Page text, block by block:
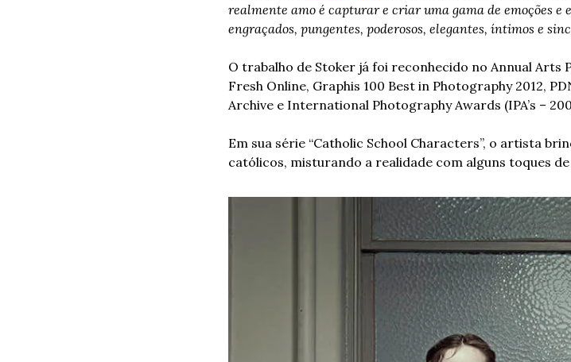
realmente amo é capturar e criar uma gama de emoções
engraçados, pungentes, poderosos, elegantes, íntimos e
O trabalho de Stoker já foi reconhecido no Annual Arts
Fresh Online, Graphis 100 Best in Photography 2012,
Archive e International Photography Awards (IPA’s –
Em sua série “Catholic School Characters”, o artista
católicos, misturando a realidade com alguns toques